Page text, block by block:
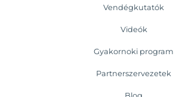
Vendégkutatók
Videók
Gyakornoki program
Partnerszervezetek